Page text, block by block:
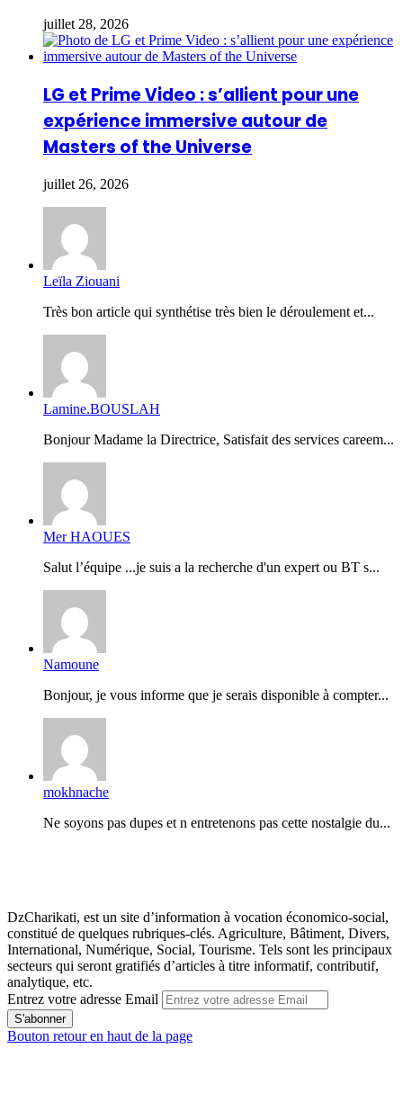
juillet 28, 2026
LG et Prime Video : s’allient pour une
expérience immersive autour de
Masters of the Universe
juillet 26, 2026
Leïla Ziouani
Très bon article qui synthétise très bien le déroulement et...
Lamine.BOUSLAH
Bonjour Madame la Directrice, Satisfait des services careem...
Mer HAOUES
Salut l’équipe ...je suis a la recherche d'un expert ou BT s...
Namoune
Bonjour, je vous informe que je serais disponible à compter...
mokhnache
Ne soyons pas dupes et n entretenons pas cette nostalgie du...
DzCharikati, est un site d’information à vocation économico-social,
constitué de quelques rubriques-clés. Agriculture, Bâtiment, Divers,
International, Numérique, Social, Tourisme. Tels sont les principaux
secteurs qui seront gratifiés d’articles à titre informatif, contributif,
analytique, etc.
Entrez votre adresse Email
Bouton retour en haut de la page